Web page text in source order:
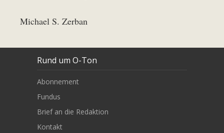
Michael S. Zerban
Rund um O-Ton
Abonnement
Fundus
Brief an die Redaktion
Kontakt